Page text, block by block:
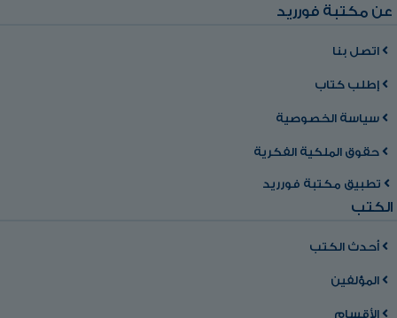
عن مكتبة فورريد
اتصل بنا
إطلب كتاب
سياسة الخصوصية
حقوق الملكية الفكرية
تطبيق مكتبة فورريد
الكتب
أحدث الكتب
المؤلفين